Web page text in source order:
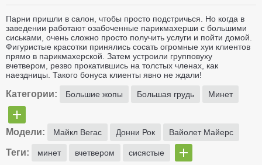
Парни пришли в салон, чтобы просто подстричься. Но когда в
заведении работают озабоченные парикмахерши с большими
сиськами, очень сложно просто получить услуги и пойти домой.
Фигуристые красотки принялись сосать огромные хуи клиентов
прямо в парикмахерской. Затем устроили групповуху
вчетвером, резво прокатившись на толстых членах, как
наездницы. Такого бонуса клиенты явно не ждали!
Категории: Большие жопы Большая грудь Минет
Модели: Майкл Вегас Донни Рок Вайолет Майерс
Теги: минет вчетвером сисястые